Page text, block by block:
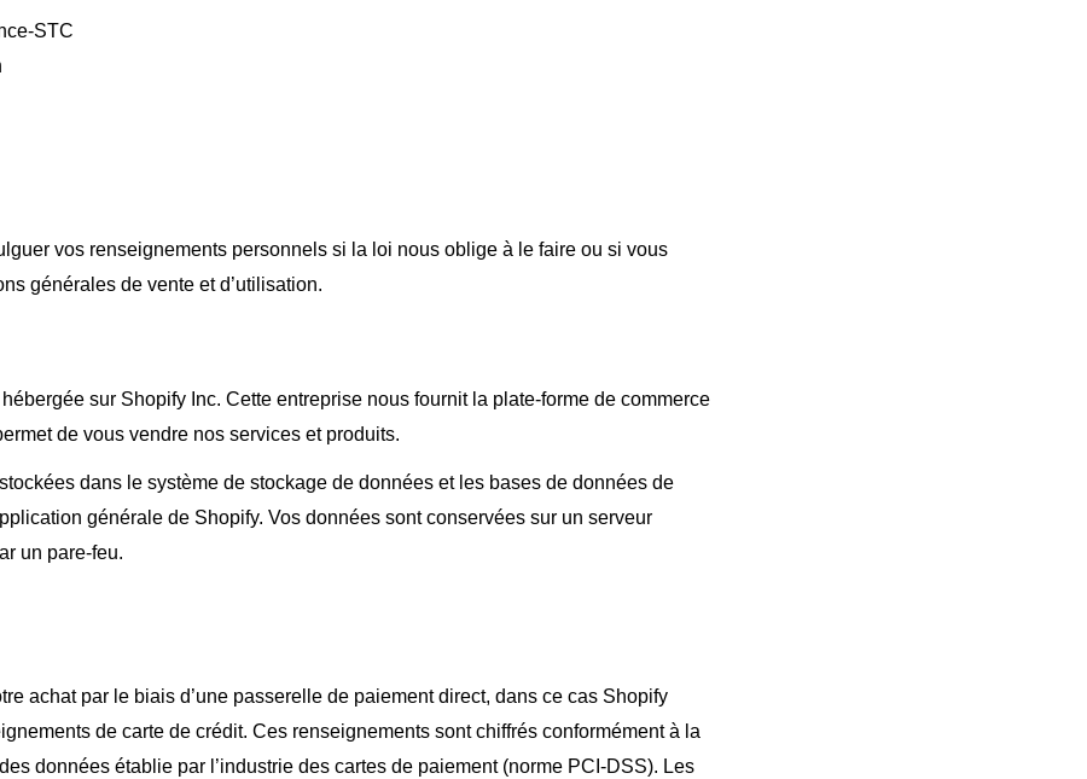
STC
vos renseignements personnels si la loi nous oblige à le faire ou si vous
générales de vente et d’utilisation.
sur Shopify Inc. Cette entreprise nous fournit la plate-forme de commerce
de vous vendre nos services et produits.
dans le système de stockage de données et les bases de données de
générale de Shopify. Vos données sont conservées sur un serveur
un pare-feu.
achat par le biais d’une passerelle de paiement direct, dans ce cas Shopify
de carte de crédit. Ces renseignements sont chiffrés conformément à la
données établie par l’industrie des cartes de paiement (norme PCI-DSS). Les